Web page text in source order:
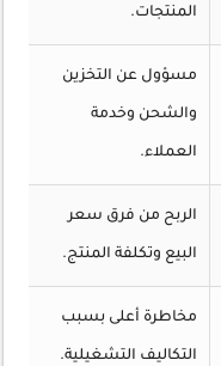
المنتجات.
مسؤول عن التخزين
والشحن وخدمة
العملاء.
الربح من فرق سعر
البيع وتكلفة المنتج.
مخاطرة أعلى بسبب
التكاليف التشغيلية.